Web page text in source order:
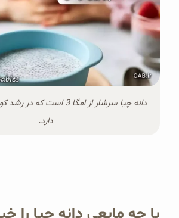
دانه چیا سرشار از امگا 3
دارد.